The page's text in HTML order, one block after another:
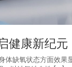
健康新纪元
体缺氧状态方面效果